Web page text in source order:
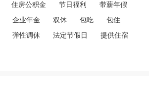
住房公积金 节日福利 带薪年假
企业年金 双休 包吃 包住
弹性调休 法定节假日 提供住宿